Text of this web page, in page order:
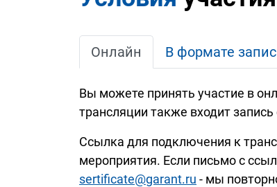
Онлайн В формате
Вы можете принять участие в
трансляции также входит
Ссылка для подключения к
мероприятия. Если письмо с
sertificate@garant.ru - мы